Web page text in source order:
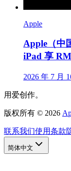
Apple
Apple（中
iPad 享
2026 年 7 月
用爱创作。
版权所有 © 2026
联系我们使用条款
简体中文